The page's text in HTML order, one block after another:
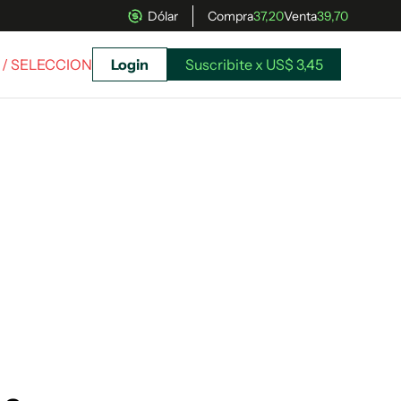
Dólar Compra37,20Venta39,70
/ SELECCION Login Suscribite x US$ 3,45